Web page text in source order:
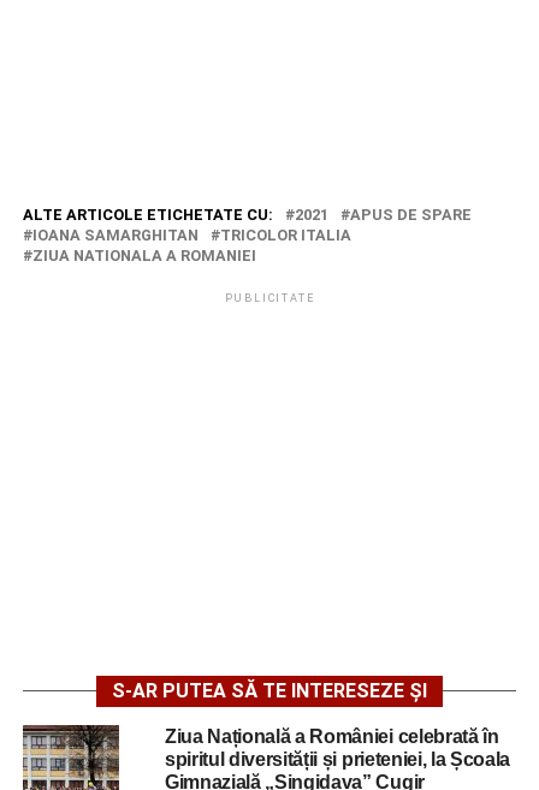
ALTE ARTICOLE ETICHETATE CU: 2021
APUS DE SPARE
IOANA SAMARGHITAN
TRICOLOR ITALIA
ZIUA NATIONALA A ROMANIEI
PUBLICITATE
S-AR PUTEA SĂ TE INTERESEZE ȘI
Ziua Națională a României celebrată în
spiritul diversității și prieteniei, la Școala
Gimnazială „Singidava” Cugir